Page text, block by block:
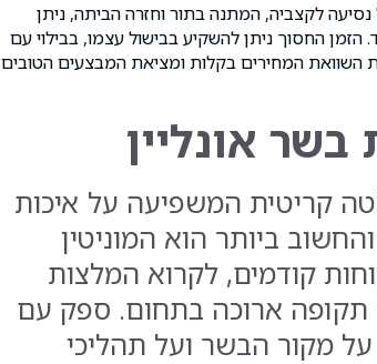
לקצביה, המתנה בתור וחזרה הביתה, ניתן
החסוך ניתן להשקיע בבישול עצמו, בבילוי עם
השוואת המחירים בקלות ומציאת המבצעים הטובים
אונליין
קריטית המשפיעה על איכות
ביותר הוא המוניטין
קודמים, לקרוא המלצות
תקופה ארוכה בתחום. ספק עם
על מקור הבשר ועל תהליכי